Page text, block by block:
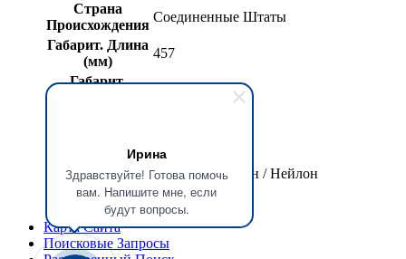
Ирина
Здравствуйте! Готова помочь
вам. Напишите мне, если
будут вопросы.
Страна
Происхождения
Соединенные Штаты
Габарит. Длина
(мм)
457
Габарит.
330
Масса (кг)
1,410
Материал
Пенополиэтилен / Нейлон
Цвет
Чёрный
Карта Сайта
Поисковые Запросы